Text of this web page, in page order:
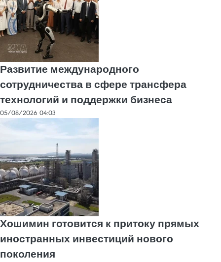
Развитие международного
сотрудничества в сфере трансфера
технологий и поддержки бизнеса
05/08/2026 04:03
Хошимин готовится к притоку прямых
иностранных инвестиций нового
поколения